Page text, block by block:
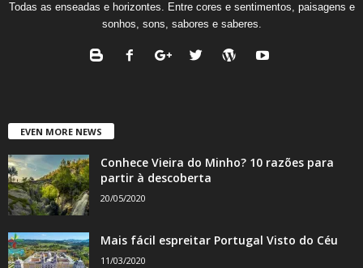
Todas as enseadas e horizontes. Entre cores e sentimentos, paisagens e
sonhos, sons, sabores e saberes.
EVEN MORE NEWS
Conhece Vieira do Minho? 10 razões para
partir à descoberta
20/05/2020
Mais fácil espreitar Portugal Visto do Céu
11/03/2020